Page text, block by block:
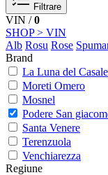
Filtrare
VIN /0
SHOP > VIN
Alb Rosu Rose
Brand
La Luna del Casale
Moreti Omero
Mosnel
Podere San
Santa Venere
Terenzuola
Venchiarezza
Regiune